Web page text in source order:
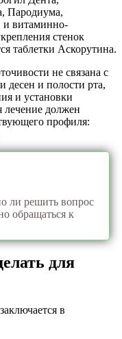
Пародиума,
и витаминно-
стенок
таблетки Аскорутина.
не связана с
десен и полости рта,
и установки
лечение должен
профиля:
ли решить вопрос
обращаться к
для
в